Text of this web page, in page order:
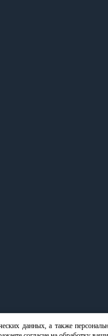
данных, а также